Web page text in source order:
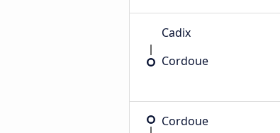
Cadix
Cordoue
Cordoue